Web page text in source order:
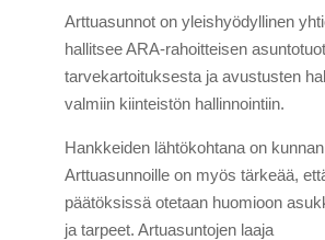
Arttuasunnot on yleishyödyllinen
hallitsee ARA-rahoitteisen
tarvekartoituksesta ja avustusten
valmiin kiinteistön hallinnointiin.
Hankkeiden lähtökohtana on
Arttuasunnoille on myös tärkeää,
päätöksissä otetaan huomioon
ja tarpeet. Artuasuntojen laaja